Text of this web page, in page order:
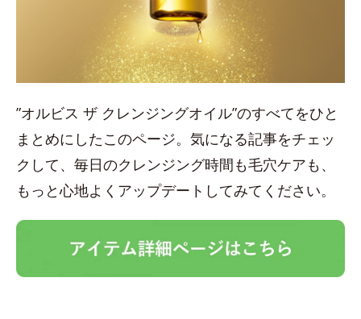
”オルビス ザ クレンジングオイル”のすべてをひと
まとめにしたこのページ。気になる記事をチェッ
クして、毎日のクレンジング時間も毛穴ケアも、
もっと心地よくアップデートしてみてください。